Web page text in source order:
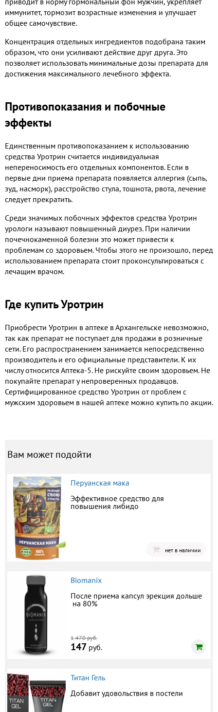
иммунитет, тормозит возрастные изменения и улучшает
общее самочувствие.
Концентрация отдельных ингредиентов подобрана таким
образом, что они усиливают действие друг друга. Это
позволяет использовать минимальные дозы препарата для
достижения максимального лечебного эффекта.
Противопоказания и побочные
эффекты
Единственным противопоказанием к использованию
средства Уротрин считается индивидуальная
непереносимость его отдельных компонентов. Если в
первые дни приема препарата появляется аллергия (сыпь,
зуд, насморк), расстройство стула, тошнота, рвота, лечение
следует прекратить.
Среди значимых побочных эффектов средства Уротрин
урологи называют повышенный диурез. При наличии
почечнокаменной болезни это может привести к
проблемам со здоровьем. Чтобы этого не произошло, перед
использованием препарата стоит проконсультироваться с
лечащим врачом.
Где купить Уротрин
Приобрести Уротрин в аптеке в Архангельске невозможно,
так как препарат не поступает для продажи в розничные
сети. Его распространением занимается непосредственно
производитель и его официальные представители. К их
числу относится Аптека-5. Не рискуйте своим здоровьем. Не
покупайте препарат у непроверенных продавцов.
Сертифицированное средство Уротрин от проблем с
мужским здоровьем в нашей аптеке можно купить по акции.
Вам может подойти
Перуанская мака
Эффективное средство для
повышения либидо
нет в наличии
Biomanix
После приема капсул эрекция дольше
на 80%
1 470 руб.
147 руб.
Титан Гель
Добавит удовольствия в постели